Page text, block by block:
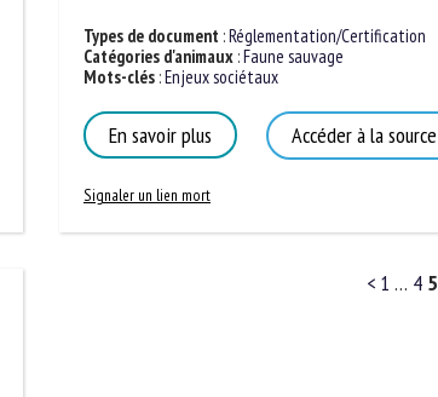
Types de document :Réglementation/Certification
Catégories d'animaux :Faune sauvage
Mots-clés :Enjeux sociétaux
En savoir plus Accéder à la source
Signaler un lien mort
< 1 … 4 5